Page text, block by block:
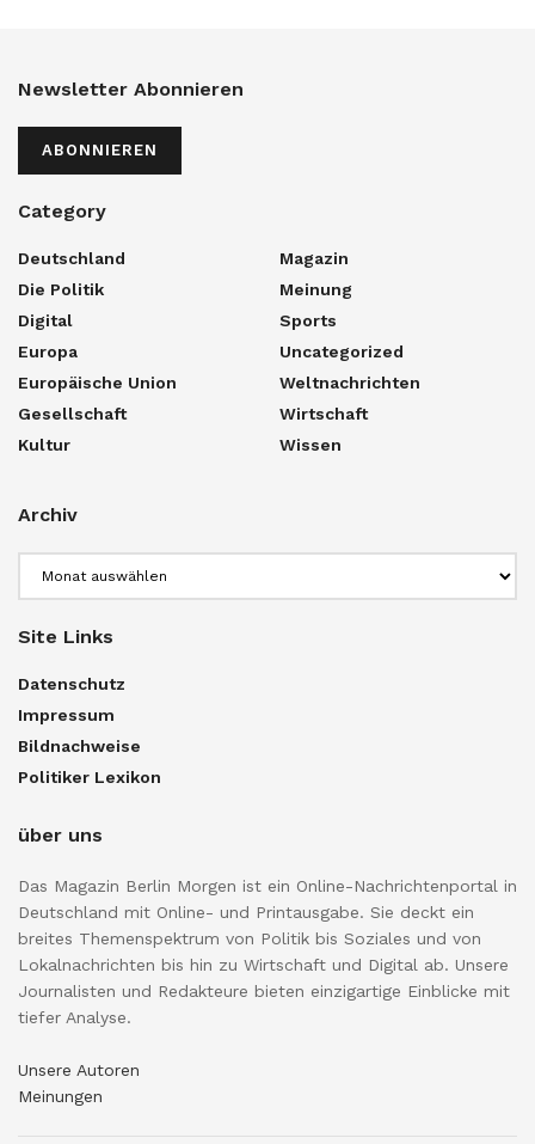
Newsletter Abonnieren
ABONNIEREN
Category
Deutschland
Die Politik
Digital
Europa
Europäische Union
Gesellschaft
Kultur
Magazin
Meinung
Sports
Uncategorized
Weltnachrichten
Wirtschaft
Wissen
Archiv
Site Links
Datenschutz
Impressum
Bildnachweise
Politiker Lexikon
über uns
Das Magazin Berlin Morgen ist ein Online-Nachrichtenportal in
Deutschland mit Online- und Printausgabe. Sie deckt ein
breites Themenspektrum von Politik bis Soziales und von
Lokalnachrichten bis hin zu Wirtschaft und Digital ab. Unsere
Journalisten und Redakteure bieten einzigartige Einblicke mit
tiefer Analyse.
Unsere Autoren
Meinungen